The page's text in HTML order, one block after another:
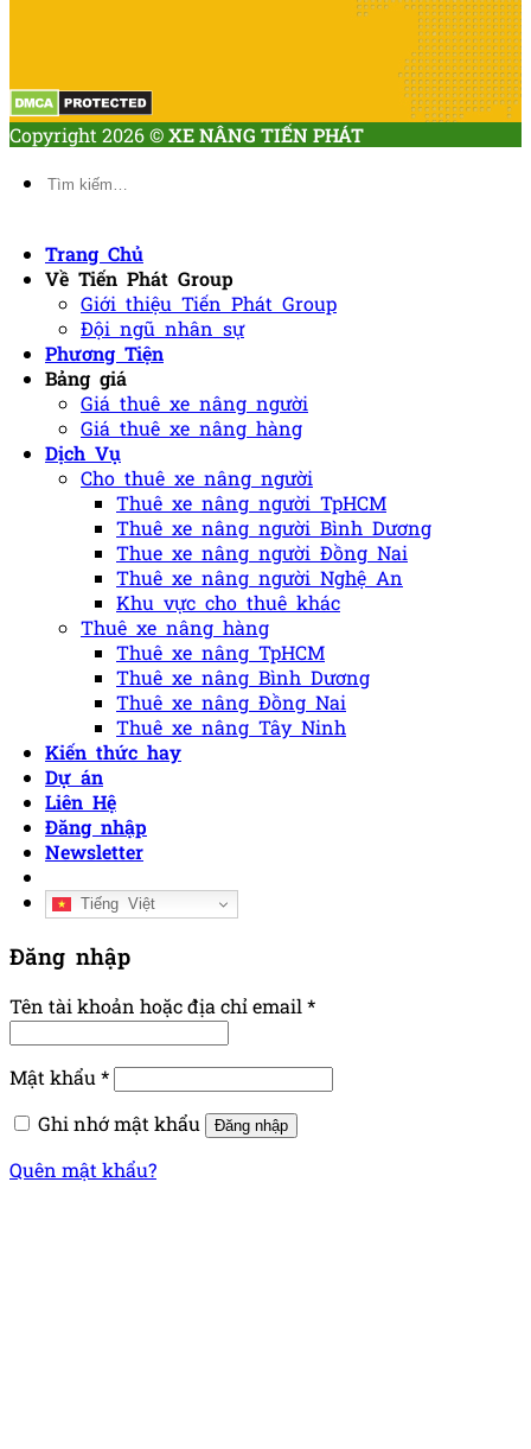
Copyright 2026 ©XE NÂNG TIẾN PHÁT
Tìm
Trang Chủ
Về Tiến Phát Group
Giới thiệu Tiến Phát Group
Đội ngũ nhân sự
Phương Tiện
Bảng giá
Giá thuê xe nâng người
Giá thuê xe nâng hàng
Dịch Vụ
Cho thuê xe nâng người
Thuê xe nâng người TpHCM
Thuê xe nâng người Bình Dương
Thue xe nâng người Đồng Nai
Thuê xe nâng người Nghệ An
Khu vực cho thuê khác
Thuê xe nâng hàng
Thuê xe nâng TpHCM
Thuê xe nâng Bình Dương
Thuê xe nâng Đồng Nai
Thuê xe nâng Tây Ninh
Kiến thức hay
Dự án
Liên Hệ
Đăng nhập
Newsletter
Tiếng Việt
Đăng nhập
Tên tài khoản hoặc địa chỉ email *
Mật khẩu *
Ghi nhớ mật khẩu
Đăng nhập
Quên mật khẩu?